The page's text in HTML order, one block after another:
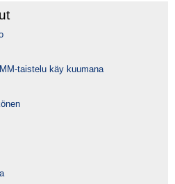
taistelu käy kuumana